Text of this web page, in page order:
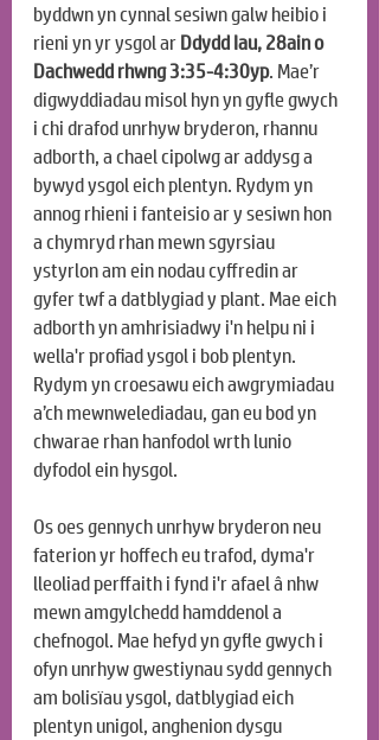
byddwn yn cynnal sesiwn galw heibio i
rieni yn yr ysgol ar Ddydd Iau, 28ain o
Dachwedd rhwng 3:35-4:30yp. Mae’r
digwyddiadau misol hyn yn gyfle gwych
i chi drafod unrhyw bryderon, rhannu
adborth, a chael cipolwg ar addysg a
bywyd ysgol eich plentyn. Rydym yn
annog rhieni i fanteisio ar y sesiwn hon
a chymryd rhan mewn sgyrsiau
ystyrlon am ein nodau cyffredin ar
gyfer twf a datblygiad y plant. Mae eich
adborth yn amhrisiadwy i'n helpu ni i
wella'r profiad ysgol i bob plentyn.
Rydym yn croesawu eich awgrymiadau
a’ch mewnwelediadau, gan eu bod yn
chwarae rhan hanfodol wrth lunio
dyfodol ein hysgol.
Os oes gennych unrhyw bryderon neu
faterion yr hoffech eu trafod, dyma'r
lleoliad perffaith i fynd i'r afael â nhw
mewn amgylchedd hamddenol a
chefnogol. Mae hefyd yn gyfle gwych i
ofyn unrhyw gwestiynau sydd gennych
am bolisïau ysgol, datblygiad eich
plentyn unigol, anghenion dysgu